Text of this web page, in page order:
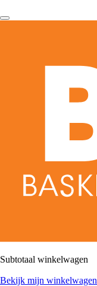
Subtotaal winkelwagen
Bekijk mijn winkelwagen